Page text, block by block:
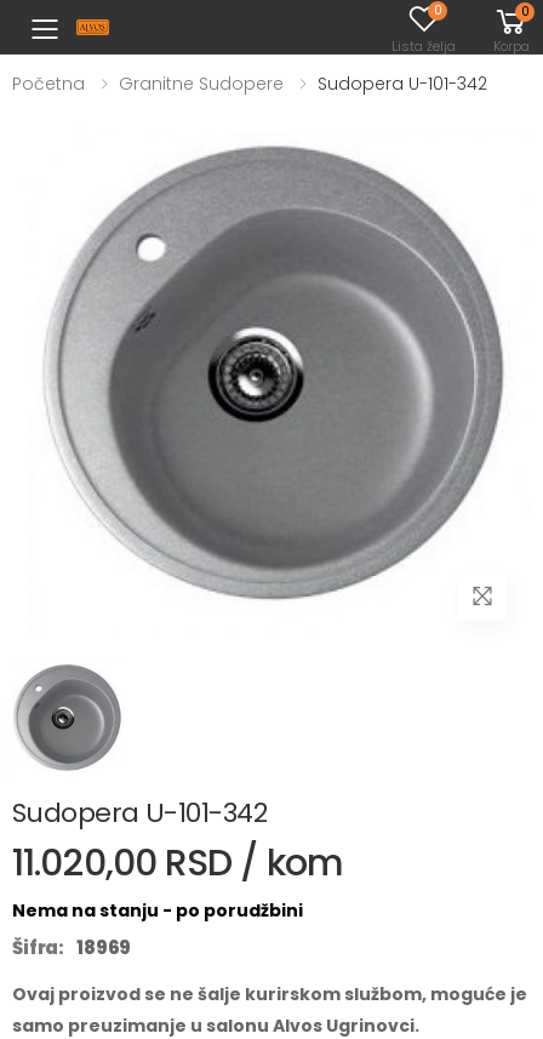
Toggle mobile menu
0
Lista želja
0
Korpa
Početna Granitne Sudopere Sudopera U-101-342
Sudopera U-101-342
11.020,00 RSD / kom
Nema na stanju - po porudžbini
Šifra: 18969
Ovaj proizvod se ne šalje kurirskom službom, moguće je
samo preuzimanje u salonu Alvos Ugrinovci.